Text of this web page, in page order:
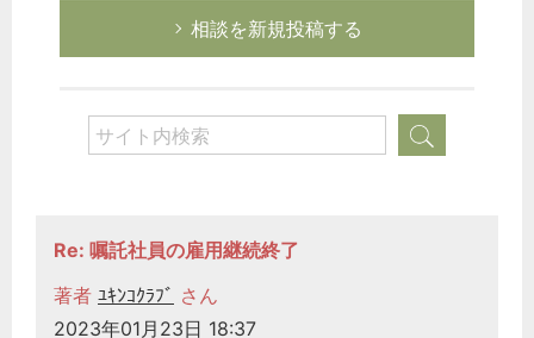
相談を新規投稿する
Re: 嘱託社員の雇用継続終了
著者 ﾕｷﾝｺｸﾗﾌﾞ さん
2023年01月23日 18:37